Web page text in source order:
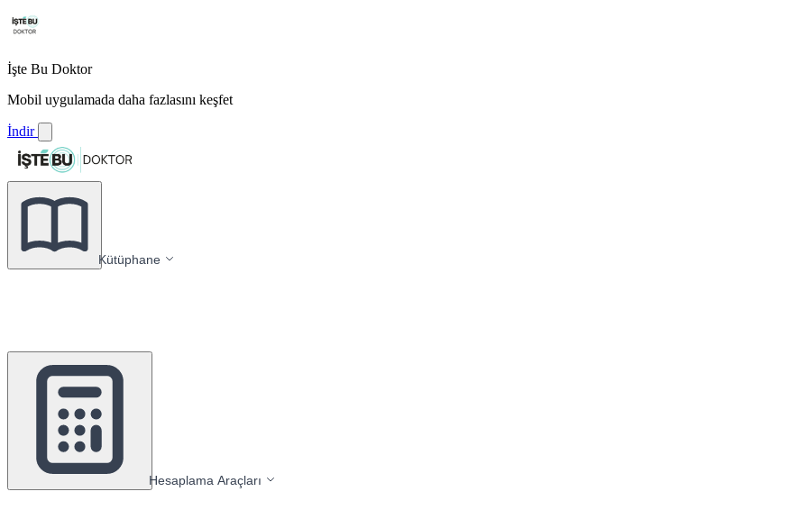
İşte Bu Doktor
Mobil uygulamada daha fazlasını keşfet
İndir
Kütüphane
Hesaplama Araçları